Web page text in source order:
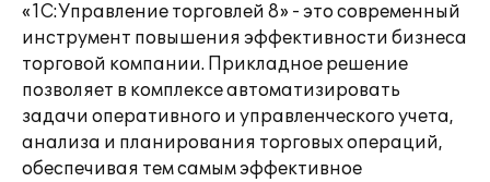
«1С:Управление торговлей 8» - это современный
инструмент повышения эффективности бизнеса
торговой компании. Прикладное решение
позволяет в комплексе автоматизировать
задачи оперативного и управленческого учета,
анализа и планирования торговых операций,
обеспечивая тем самым эффективное